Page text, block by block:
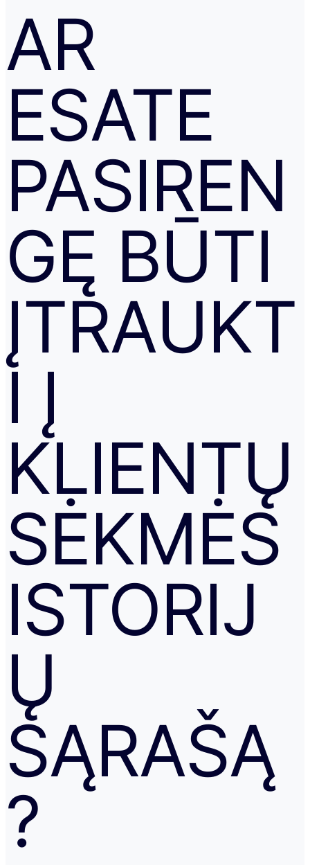
AR
ESATE
PASIREN
GĘ BŪTI
ĮTRAUKT
I Į
KLIENTŲ
SĖKMĖS
ISTORIJ
Ų
SĄRAŠĄ
?